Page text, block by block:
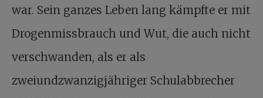
war. Sein ganzes Leben lang kämpfte er mit
Drogenmissbrauch und Wut, die auch nicht
verschwanden, als er als
zweiundzwanzigjähriger Schulabbrecher